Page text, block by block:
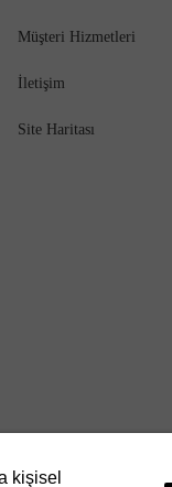
Müşteri Hizmetleri
İletişim
Site Haritası
kişisel